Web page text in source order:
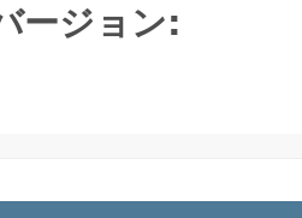
ージョン: